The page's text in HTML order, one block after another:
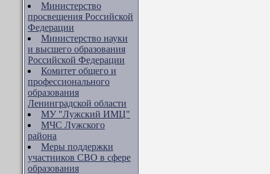
Министерство
просвещения Российской
Федерации
Министерство науки
и высшего образования
Российской Федерации
Комитет общего и
профессионального
образования
Ленинградской области
МУ "Лужский ИМЦ"
МЧС Лужского
района
Меры поддержки
участников СВО в сфере
образования